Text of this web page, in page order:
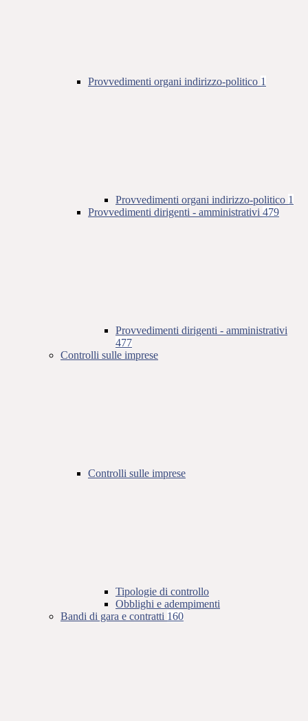
Provvedimenti organi indirizzo-politico 1
Provvedimenti organi indirizzo-politico 1
Provvedimenti dirigenti - amministrativi 479
Provvedimenti dirigenti - amministrativi
477
Controlli sulle imprese
Controlli sulle imprese
Tipologie di controllo
Obblighi e adempimenti
Bandi di gara e contratti 160